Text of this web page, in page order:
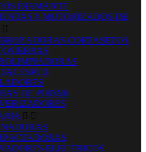
DIAMANTE
Y MOTORIZADOS DE

CORTASETOS
DE PODAR
 
ELECTRICOS